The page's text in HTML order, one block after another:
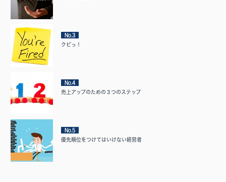
No.3
クビっ！
No.4
売上アップのための３つのステップ
No.5
優先順位をつけてはいけない経営者